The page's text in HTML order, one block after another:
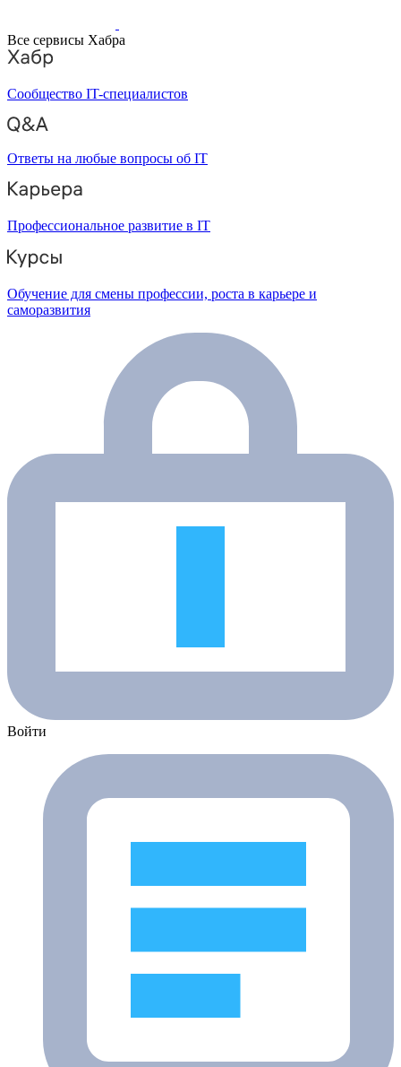
Все сервисы Хабра
Сообщество IT-специалистов
Ответы на любые вопросы об IT
Профессиональное развитие в IT
Обучение для смены профессии, роста в карьере и
саморазвития
Войти